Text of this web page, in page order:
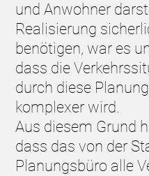
und Anwohner
Realisierung
benötigen, war es
dass die
durch diese
komplexer wird.
Aus diesem Grund
dass das von der
Planungsbüro alle